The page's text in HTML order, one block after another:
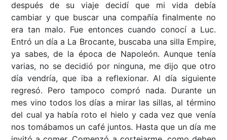
después de su viaje decidí que mi vida debía
cambiar y que buscar una compañía finalmente no
era tan malo. Fue entonces cuando conocí a Luc.
Entró un día a La Brocante, buscaba una silla Empire,
ya sabes, de la época de Napoleón. Aunque tenía
varias, no se decidió por ninguna, me dijo que otro
día vendría, que iba a reflexionar. Al día siguiente
regresó. Pero tampoco compró nada. Durante un
mes vino todos los días a mirar las sillas, al término
del cual ya había roto el hielo y cada vez que venía
nos tomábamos un café juntos. Hasta que un día me